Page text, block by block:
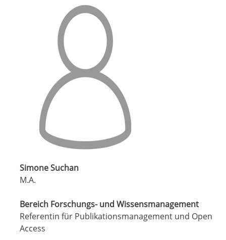
Simone Suchan
M.A.
Bereich Forschungs- und Wissensmanagement
Referentin für Publikationsmanagement und Open
Access